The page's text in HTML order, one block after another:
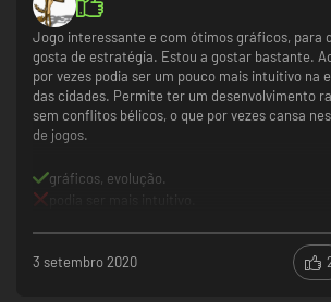
Jogo interessante e com ótimos gráficos, para
gosta de estratégia. Estou a gostar bastante.
por vezes podia ser um pouco mais intuitivo na
das cidades. Permite ter um desenvolvimento
sem conflitos bélicos, o que por vezes cansa
de jogos.
gráficos, evolução.
3 setembro 2020